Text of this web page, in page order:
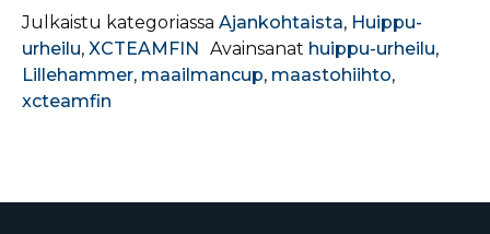
Julkaistu kategoriassa Ajankohtaista, Huippu-
urheilu, XCTEAMFIN Avainsanat huippu-urheilu,
Lillehammer, maailmancup, maastohiihto,
xcteamfin